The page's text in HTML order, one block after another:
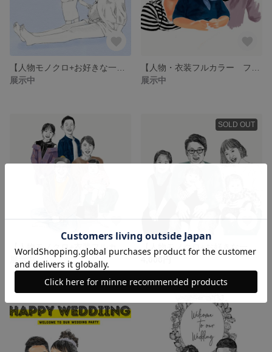
展示中
展示中
展示中
SOLD OUT
4,000円